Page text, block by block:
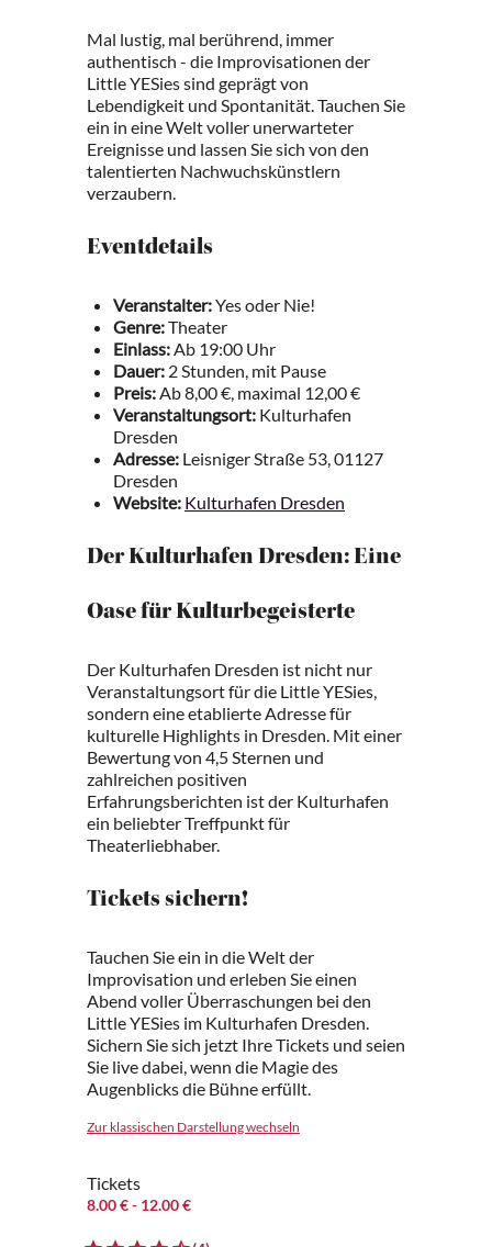
Mal lustig, mal berührend, immer
authentisch - die Improvisationen der
Little YESies sind geprägt von
Lebendigkeit und Spontanität. Tauchen Sie
ein in eine Welt voller unerwarteter
Ereignisse und lassen Sie sich von den
talentierten Nachwuchskünstlern
verzaubern.
Eventdetails
Veranstalter:Yes oder Nie!
Genre:Theater
Einlass:Ab 19:00 Uhr
Dauer: 2 Stunden, mit Pause
Preis:Ab 8,00 €, maximal 12,00 €
Veranstaltungsort: Kulturhafen
Dresden
Adresse: Leisniger Straße 53, 01127
Dresden
Website: Kulturhafen Dresden
Der Kulturhafen Dresden: Eine
Oase für Kulturbegeisterte
Der Kulturhafen Dresden ist nicht nur
Veranstaltungsort für die Little YESies,
sondern eine etablierte Adresse für
kulturelle Highlights in Dresden. Mit einer
Bewertung von 4,5 Sternen und
zahlreichen positiven
Erfahrungsberichten ist der Kulturhafen
ein beliebter Treffpunkt für
Theaterliebhaber.
Tickets sichern!
Tauchen Sie ein in die Welt der
Improvisation und erleben Sie einen
Abend voller Überraschungen bei den
Little YESies im Kulturhafen Dresden.
Sichern Sie sich jetzt Ihre Tickets und seien
Sie live dabei, wenn die Magie des
Augenblicks die Bühne erfüllt.
Zur klassischen Darstellung wechseln
Tickets
8.00 €- 12.00 €